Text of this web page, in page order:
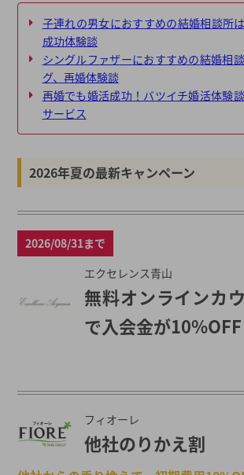
子連れの男女におすすめの結婚相談所は
成功体験談
シングルファザーにおすすめの結婚相
グ、再婚体験談
再婚でも婚活成功！バツイチ婚活体験
サービス
2026年夏の最新キャンペーン
2026/08/31まで
エクセレンス青山
無料オンラインカ
で入会金が10%OFF
フィオーレ
他社のりかえ割